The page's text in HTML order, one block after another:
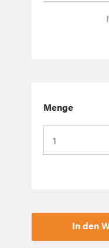
Menge
In den